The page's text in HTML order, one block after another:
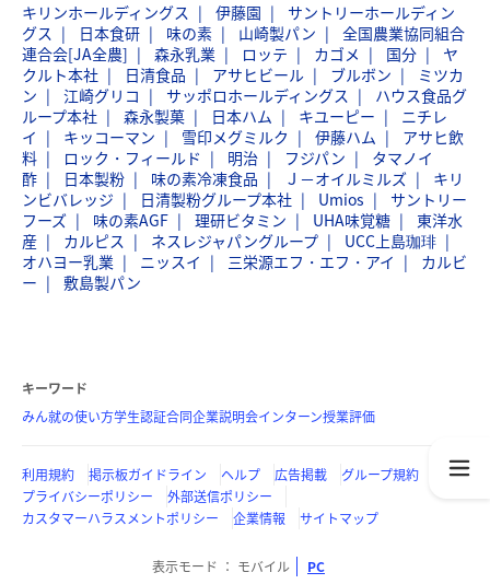
キリンホールディングス 伊藤園
サントリーホールディン
グス
日本食研 味の素 山崎製パン
全国農業協同組合
連合会[JA全農]
森永乳業 ロッテ カゴメ 国分
ヤ
クルト本社
日清食品 アサヒビール ブルボン
ミツカ
ン
江崎グリコ サッポロホールディングス
ハウス食品グ
ループ本社
森永製菓 日本ハム キユーピー
ニチレ
イ
キッコーマン 雪印メグミルク 伊藤ハム
アサヒ飲
料
ロック・フィールド 明治 フジパン
タマノイ
酢
日本製粉 味の素冷凍食品 Ｊ－オイルミルズ
キリ
ンビバレッジ
日清製粉グループ本社 Umios
サントリー
フーズ
味の素AGF 理研ビタミン UHA味覚糖
東洋水
産
カルピス ネスレジャパングループ
UCC上島珈琲
オハヨー乳業
ニッスイ 三栄源エフ・エフ・アイ
カルビ
ー
敷島製パン
キーワード
みん就の使い方学生認証合同企業説明会インターン授業評価
利用規約 掲示板ガイドライン ヘルプ 広告掲載
グループ規約
プライバシーポリシー
外部送信ポリシー
カスタマーハラスメントポリシー
企業情報 サイトマップ
表示モード モバイル PC